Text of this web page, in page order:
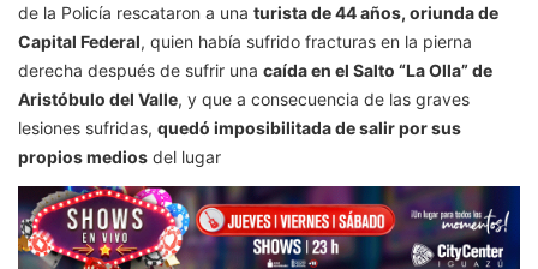
de la Policía rescataron a una turista de 44 años, oriunda de
Capital Federal, quien había sufrido fracturas en la pierna
derecha después de sufrir una caída en el Salto “La Olla” de
Aristóbulo del Valle, y que a consecuencia de las graves
lesiones sufridas, quedó imposibilitada de salir por sus
propios medios del lugar